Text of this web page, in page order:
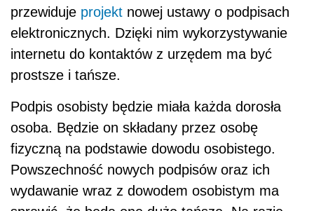
przewiduje projekt nowej ustawy o podpisach
elektronicznych. Dzięki nim wykorzystywanie
internetu do kontaktów z urzędem ma być
prostsze i tańsze.
Podpis osobisty będzie miała każda dorosła
osoba. Będzie on składany przez osobę
fizyczną na podstawie dowodu osobistego.
Powszechność nowych podpisów oraz ich
wydawanie wraz z dowodem osobistym ma